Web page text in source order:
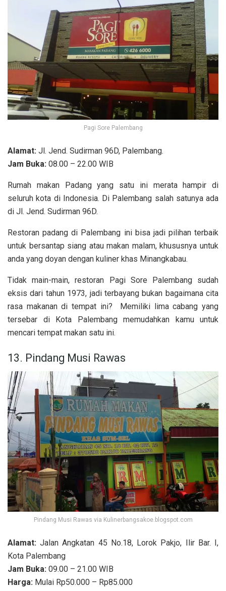
Pagi Sore Palembang
Alamat: Jl. Jend. Sudirman 96D, Palembang.
Jam Buka: 08.00 – 22.00 WIB
Rumah makan Padang yang satu ini merata hampir di
seluruh kota di Indonesia. Di Palembang salah satunya ada
di Jl. Jend. Sudirman 96D.
Restoran padang di Palembang ini bisa jadi pilihan terbaik
untuk bersantap siang atau makan malam, khususnya untuk
anda yang doyan dengan kuliner khas Minangkabau.
Tidak main-main, restoran Pagi Sore Palembang sudah
eksis dari tahun 1973, jadi terbayang bukan bagaimana cita
rasa makanan di tempat ini? Memiliki lima cabang yang
tersebar di Kota Palembang memudahkan kamu untuk
mencari tempat makan satu ini.
13. Pindang Musi Rawas
Pindang Musi Rawas via Kulinerbangsakoe.blogspot.com
Alamat:Jalan Angkatan 45 No.18, Lorok Pakjo, Ilir Bar. I,
Kota Palembang
Jam Buka: 09.00 – 21.00 WIB
Harga: Mulai Rp50.000 – Rp85.000